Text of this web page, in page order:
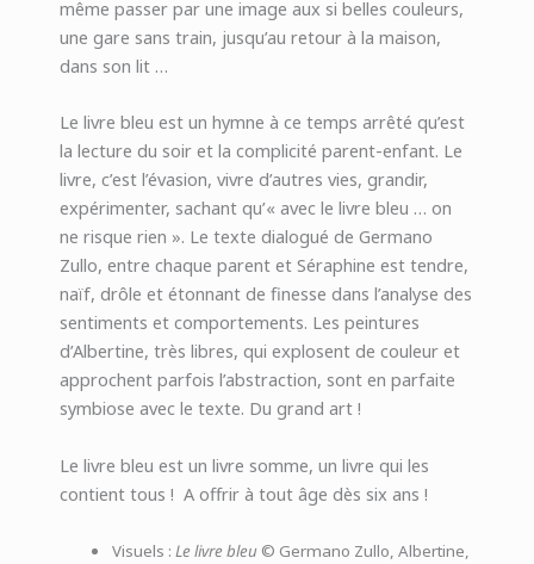
même passer par une image aux si belles couleurs,
une gare sans train, jusqu’au retour à la maison,
dans son lit …
Le livre bleu est un hymne à ce temps arrêté qu’est
la lecture du soir et la complicité parent-enfant. Le
livre, c’est l’évasion, vivre d’autres vies, grandir,
expérimenter, sachant qu’« avec le livre bleu … on
ne risque rien ». Le texte dialogué de Germano
Zullo, entre chaque parent et Séraphine est tendre,
naïf, drôle et étonnant de finesse dans l’analyse des
sentiments et comportements. Les peintures
d’Albertine, très libres, qui explosent de couleur et
approchent parfois l’abstraction, sont en parfaite
symbiose avec le texte. Du grand art !
Le livre bleu est un livre somme, un livre qui les
contient tous ! A offrir à tout âge dès six ans !
Visuels : Le livre bleu© Germano Zullo, Albertine,